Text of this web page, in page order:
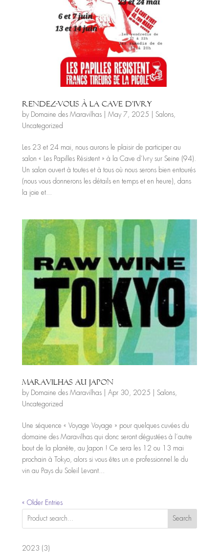
Rendez-vous à la cave d’Ivry
by Domaine des Maravilhas| May 7, 2025 Salons,
Uncategorized
Les 23 et 24 mai, nous aurons le plaisir de participer au
salon « Les Papilles Résistent » à la Cave d’Ivry sur Seine (94).
Un salon ouvert à toutes et à tous où nous serons bien entourés
(nous vous donnerons les détails en temps et en heure), dans
la joie et...
Maravilhas au Japon
by Domaine des Maravilhas| Apr 30, 2025 Salons,
Uncategorized
Une séquence « Voyage Voyage » pour quelques cuvées du
domaine des Maravilhas qui donc seront dégustées à l’autre
bout de la planète, au Japon ! Ce sera les 12 ou 13 mai
prochain à Tokyo, alors si vous êtes un.e professionnel.le du
vin au Pays du Soleil Levant...
« Older Entries
Search
2023 33